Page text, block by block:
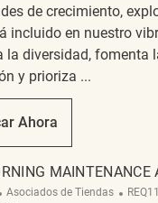
de crecimiento,
incluido en nuestro
la diversidad, fomenta
y prioriza ...
Morning Backroom Associate
Ahora
Early Morning
MAINTENANCE
Categoría
Asociados de Tiendas ReqId